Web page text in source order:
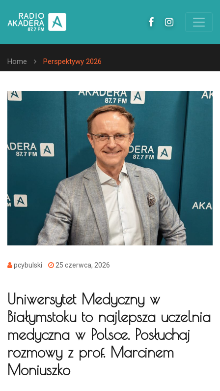
Home Perspektywy 2026
pcybulski 25 czerwca, 2026
Uniwersytet Medyczny w
Białymstoku to najlepsza uczelnia
medyczna w Polsce. Posłuchaj
rozmowy z prof. Marcinem
Moniuszko